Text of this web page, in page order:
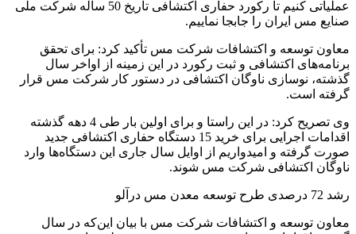
عملیاتی کنیم تا رکورد حفاری اکتشافی تاریخ 50 ساله شرکت ملی
صنایع مس ایران را جابجا نماییم.
معاون توسعه و اکتشافات شرکت مس تأکید کرد: برای تحقق
برنامه‌های اکتشافی و ثبت رکورد در این زمینه از اواخر سال
گذشته، نوسازی ناوگان اکتشافی در دستور کار شرکت مس قرار
گرفته است.
وی تصریح کرد: در این راستا و برای اولین بار طی 4 دهه گذشته
اقدامات اجرایی برای خرید 15 دستگاه حفاری اکتشافی جدید
صورت گرفته و امیدواریم از اوایل سال جاری این دستگاه‌ها وارد
ناوگان اکتشافی شرکت مس شوند.
رشد 72 درصدی طرح توسعه معدن مس درآلو
معاون توسعه و اکتشافات شرکت مس با بیان این‌که در سال